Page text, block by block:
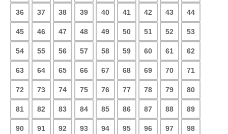
36 37 38 39 40 41 42 43 44
45 46 47 48 49 50 51 52 53
54 55 56 57 58 59 60 61 62
63 64 65 66 67 68 69 70 71
72 73 74 75 76 77 78 79 80
81 82 83 84 85 86 87 88 89
90 91 92 93 94 95 96 97 98